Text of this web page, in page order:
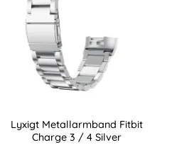
Lyxigt Metallarmband Fitbit
Charge 3 / 4 Silver